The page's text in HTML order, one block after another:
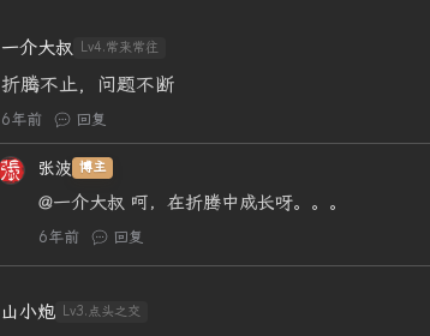
一介大叔 Lv4.常来常往
折腾不止，问题不断
6年前 回复
张波 博主
@一介大叔 呵，在折腾中成长呀。。。
6年前 回复
山小炮 Lv3.点头之交